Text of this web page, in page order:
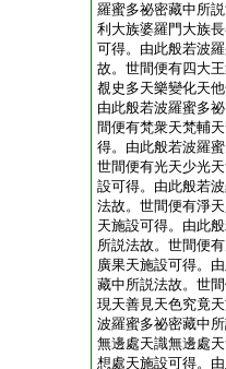
羅蜜多祕密藏中所
利大族婆羅門大族
可得。由此般若波
故。世間便有四大
覩史多天樂變化天
由此般若波羅蜜多
間便有梵衆天梵輔
得。由此般若波羅
世間便有光天少光
設可得。由此般若
法故。世間便有淨
天施設可得。由此
所説法故。世間便
廣果天施設可得。
藏中所説法故。世
現天善見天色究竟
波羅蜜多祕密藏中
無邊處天識無邊處
想處天施設可得。